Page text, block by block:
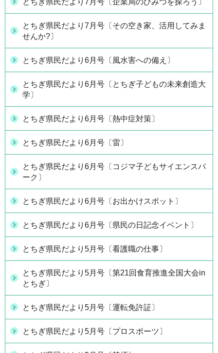
とちぎ県民だより7月号〔企業局のひみつを探ろう〕
とちぎ県民だより7月号〔その空き家、活用してみま
せんか?〕
とちぎ県民だより6月号〔風水害への備え〕
とちぎ県民だより6月号〔とちぎ子どもの未来創造大
学〕
とちぎ県民だより6月号〔熱中症対策〕
とちぎ県民だより6月号〔雷〕
とちぎ県民だより6月号〔コジマ子どもサイエンスパ
ーク〕
とちぎ県民だより6月号〔お出かけスポット〕
とちぎ県民だより6月号〔県民の日記念イベント〕
とちぎ県民だより5月号〔看護職の仕事〕
とちぎ県民だより5月号〔第21回食育推進全国大会in
とちぎ〕
とちぎ県民だより5月号〔運転免許証〕
とちぎ県民だより5月号〔プロスポーツ〕